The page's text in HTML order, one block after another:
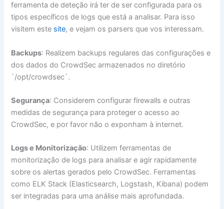
ferramenta de deteção irá ter de ser configurada para os
tipos específicos de logs que está a analisar. Para isso
visitem este site, e vejam os parsers que vos interessam.
Backups: Realizem backups regulares das configurações e
dos dados do CrowdSec armazenados no diretório
`/opt/crowdsec`.
Segurança: Considerem configurar firewalls e outras
medidas de segurança para proteger o acesso ao
CrowdSec, e por favor não o exponham à internet.
Logs e Monitorização: Utilizem ferramentas de
monitorização de logs para analisar e agir rapidamente
sobre os alertas gerados pelo CrowdSec. Ferramentas
como ELK Stack (Elasticsearch, Logstash, Kibana) podem
ser integradas para uma análise mais aprofundada.